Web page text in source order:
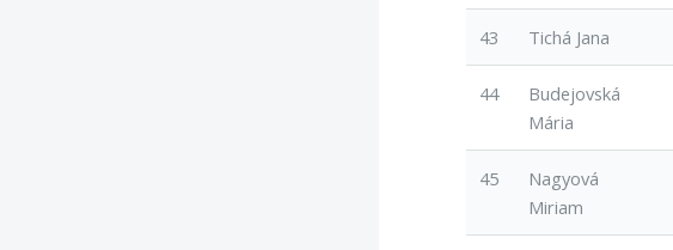
43 Tichá Jana
44
Budejovská
Mária
45
Nagyová
Miriam